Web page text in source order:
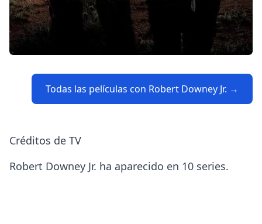
Todas las películas con Robert Downey Jr. →
Créditos de TV
Robert Downey Jr. ha aparecido en 10 series.